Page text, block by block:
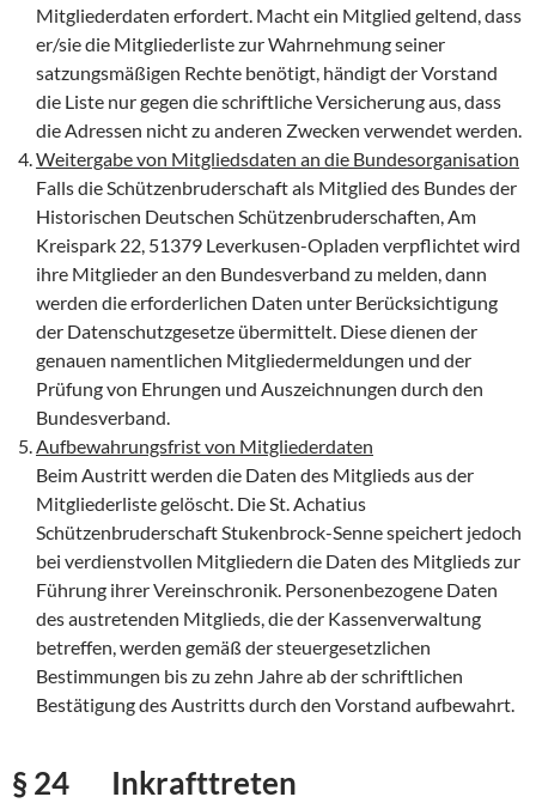
Mitgliederdaten erfordert. Macht ein Mitglied geltend, dass
er/sie die Mitgliederliste zur Wahrnehmung seiner
satzungsmäßigen Rechte benötigt, händigt der Vorstand
die Liste nur gegen die schriftliche Versicherung aus, dass
die Adressen nicht zu anderen Zwecken verwendet werden.
Weitergabe von Mitgliedsdaten an die Bundesorganisation
Falls die Schützenbruderschaft als Mitglied des Bundes der
Historischen Deutschen Schützenbruderschaften, Am
Kreispark 22, 51379 Leverkusen-Opladen verpflichtet wird
ihre Mitglieder an den Bundesverband zu melden, dann
werden die erforderlichen Daten unter Berücksichtigung
der Datenschutzgesetze übermittelt. Diese dienen der
genauen namentlichen Mitgliedermeldungen und der
Prüfung von Ehrungen und Auszeichnungen durch den
Bundesverband.
Aufbewahrungsfrist von Mitgliederdaten
Beim Austritt werden die Daten des Mitglieds aus der
Mitgliederliste gelöscht. Die St. Achatius
Schützenbruderschaft Stukenbrock-Senne speichert jedoch
bei verdienstvollen Mitgliedern die Daten des Mitglieds zur
Führung ihrer Vereinschronik. Personenbezogene Daten
des austretenden Mitglieds, die der Kassenverwaltung
betreffen, werden gemäß der steuergesetzlichen
Bestimmungen bis zu zehn Jahre ab der schriftlichen
Bestätigung des Austritts durch den Vorstand aufbewahrt.
§ 24 Inkrafttreten